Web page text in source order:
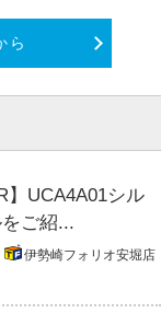
ら
】UCA4A01シル
ご紹...
伊勢崎フォリオ安堀店